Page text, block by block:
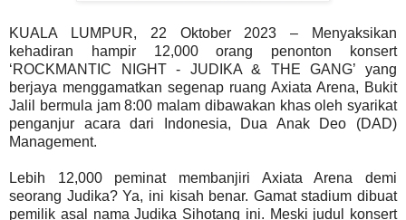
KUALA LUMPUR, 22 Oktober 2023 – Menyaksikan
kehadiran hampir 12,000 orang penonton konsert
‘ROCKMANTIC NIGHT - JUDIKA & THE GANG’ yang
berjaya menggamatkan segenap ruang Axiata Arena, Bukit
Jalil bermula jam 8:00 malam dibawakan khas oleh syarikat
penganjur acara dari Indonesia, Dua Anak Deo (DAD)
Management.
Lebih 12,000 peminat membanjiri Axiata Arena demi
seorang Judika? Ya, ini kisah benar. Gamat stadium dibuat
pemilik asal nama Judika Sihotang ini. Meski judul konsert